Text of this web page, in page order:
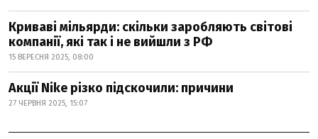
Криваві мільярди: скільки заробляють світові
компанії, які так і не вийшли з РФ
15 ВЕРЕСНЯ 2025, 08:00
Акції Nike різко підскочили: причини
27 ЧЕРВНЯ 2025, 15:07